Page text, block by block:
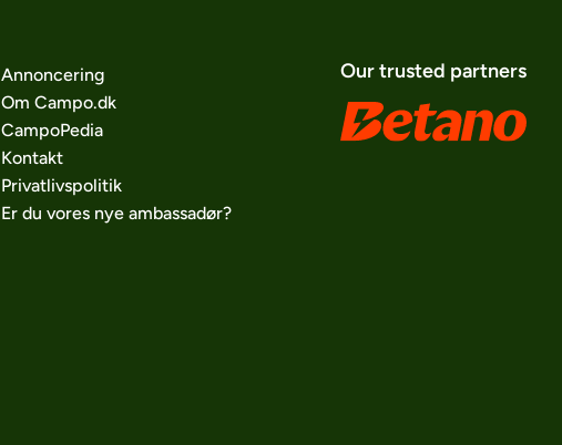
Annoncering
Om Campo.dk
CampoPedia
Kontakt
Privatlivspolitik
Er du vores nye ambassadør?
Our trusted partners